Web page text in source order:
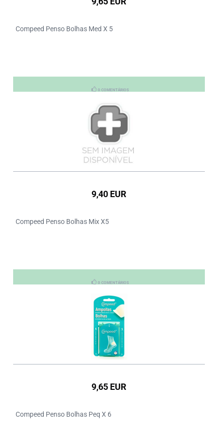
Compeed Penso Bolhas Med X 5
0 COMENTÁRIOS
9,40 EUR
Compeed Penso Bolhas Mix X5
0 COMENTÁRIOS
9,65 EUR
Compeed Penso Bolhas Peq X 6